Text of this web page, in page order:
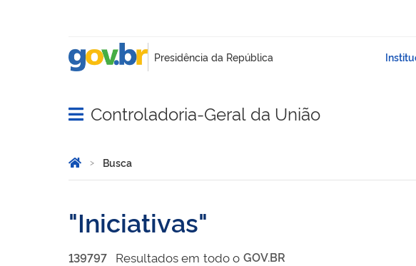
Abrir menu principal de navegação
Controladoria-Geral da União
Você está aqui:
Página Inicial
Busca
Iniciativas
139797 Resultadosem todo o GOV.BR